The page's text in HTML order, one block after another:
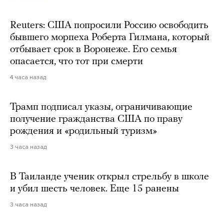
Reuters: США попросили Россию освободить
бывшего морпеха Роберта Гилмана, который
отбывает срок в Воронеже. Его семья
опасается, что тот при смерти
4 часа назад
Трамп подписал указы, ограничивающие
получение гражданства США по праву
рождения и «родильный туризм»
3 часа назад
В Таиланде ученик открыл стрельбу в школе
и убил шесть человек. Еще 15 ранены
3 часа назад